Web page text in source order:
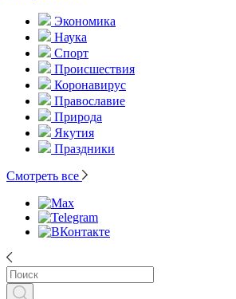
Экономика
Наука
Спорт
Происшествия
Коронавирус
Православие
Природа
Якутия
Праздники
Смотреть все